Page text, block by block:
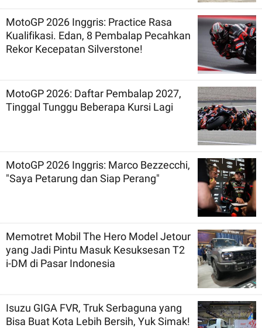
MotoGP 2026 Inggris: Practice Rasa
Kualifikasi. Edan, 8 Pembalap Pecahkan
Rekor Kecepatan Silverstone!
MotoGP 2026: Daftar Pembalap 2027,
Tinggal Tunggu Beberapa Kursi Lagi
MotoGP 2026 Inggris: Marco Bezzecchi,
"Saya Petarung dan Siap Perang"
Memotret Mobil The Hero Model Jetour
yang Jadi Pintu Masuk Kesuksesan T2
i-DM di Pasar Indonesia
Isuzu GIGA FVR, Truk Serbaguna yang
Bisa Buat Kota Lebih Bersih, Yuk Simak!